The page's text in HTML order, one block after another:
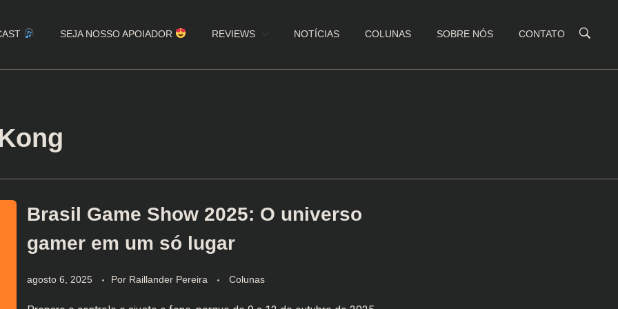
SEJA NOSSO APOIADOR REVIEWS NOTÍCIAS COLUNAS SOBRE NÓS CONTATO
Brasil Game Show 2025: O universo
gamer em um só lugar
agosto 6, 2025 Por Raillander Pereira Colunas